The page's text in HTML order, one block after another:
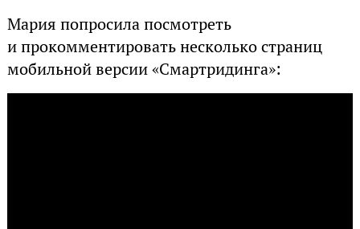
Мария попросила посмотреть
и прокомментировать несколько страниц
мобильной версии «Смартридинга»: